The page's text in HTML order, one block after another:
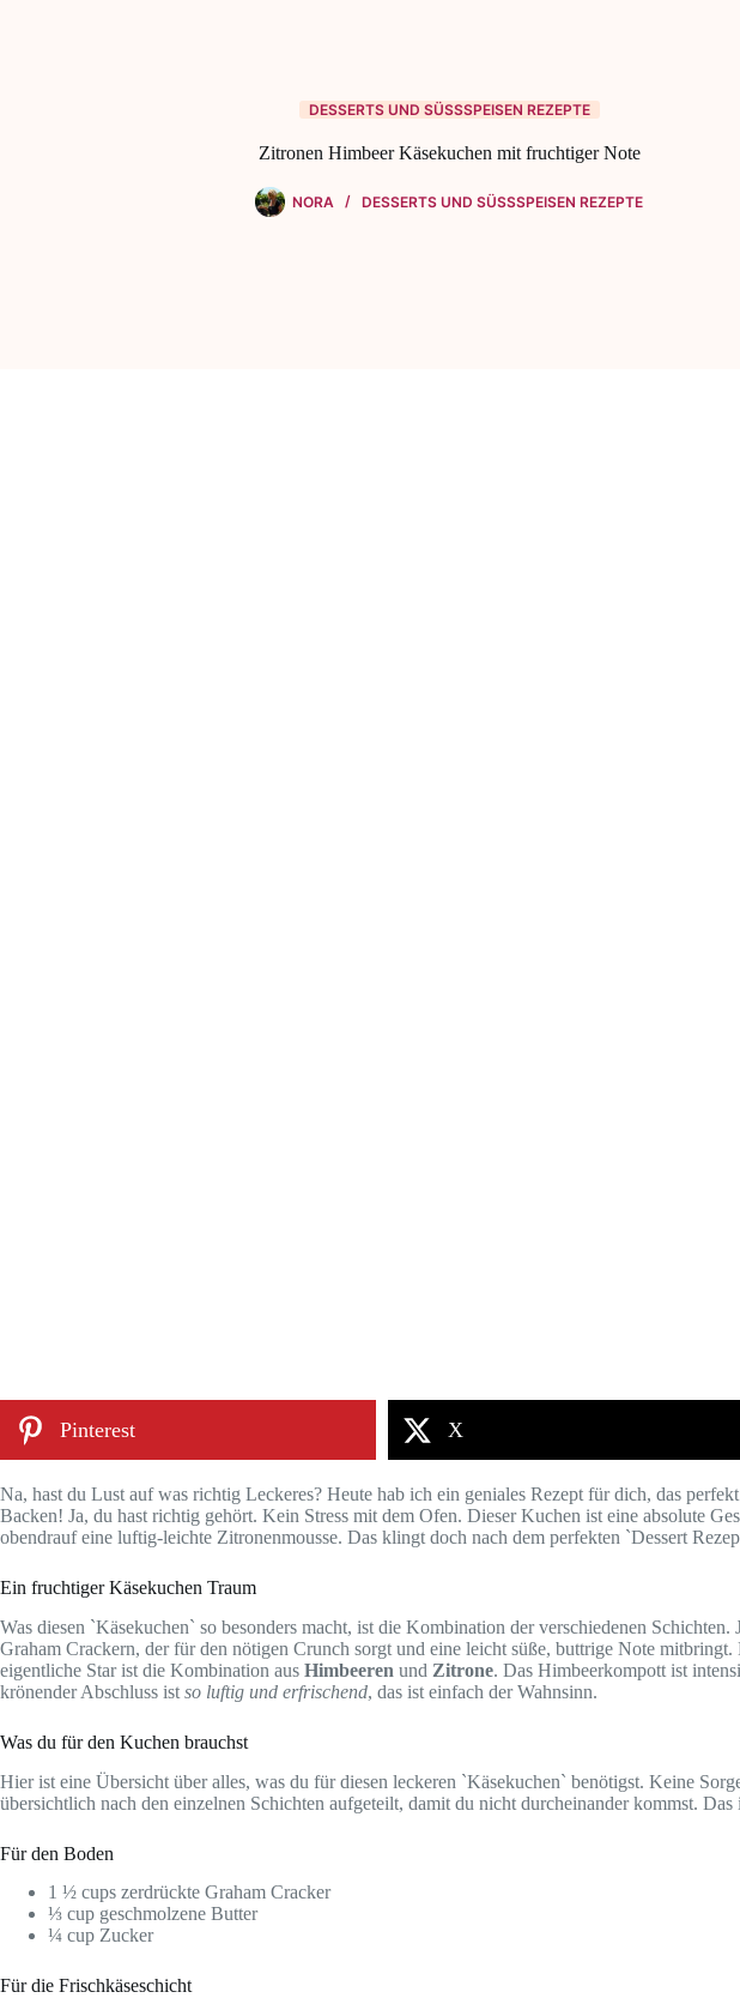
DESSERTS UND SÜSSSPEISEN REZEPTE
Zitronen Himbeer Käsekuchen mit fruchtiger Note
NORA DESSERTS UND SÜSSSPEISEN REZEPTE
Pinterest X
Na, hast du Lust auf was richtig Leckeres? Heute hab ich ein geniales Rezept für dich, das
Backen! Ja, du hast richtig gehört. Kein Stress mit dem Ofen. Dieser Kuchen ist eine absolute
obendrauf eine luftig-leichte Zitronenmousse. Das klingt doch nach dem perfekten `Dessert
Ein fruchtiger Käsekuchen Traum
Was diesen `Käsekuchen` so besonders macht, ist die Kombination der verschiedenen
Graham Crackern, der für den nötigen Crunch sorgt und eine leicht süße, buttrige Note
eigentliche Star ist die Kombination aus Himbeeren und Zitrone. Das Himbeerkompott ist
krönender Abschluss ist so luftig und erfrischend, das ist einfach der Wahnsinn.
Was du für den Kuchen brauchst
Hier ist eine Übersicht über alles, was du für diesen leckeren `Käsekuchen` benötigst. Keine
übersichtlich nach den einzelnen Schichten aufgeteilt, damit du nicht durcheinander kommst.
Für den Boden
1 ½ cups zerdrückte Graham Cracker
⅓ cup geschmolzene Butter
¼ cup Zucker
Für die Frischkäseschicht